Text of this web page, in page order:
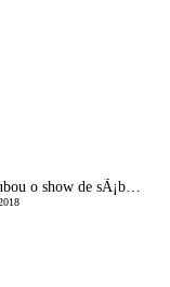
Quem roubou o show de sÃ¡bado e as fotos oficiais do casamento de Meghan e Harry